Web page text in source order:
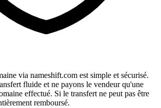
via nameshift.com est simple et sécurisé.
fluide et ne payons le vendeur qu'une
effectué. Si le transfert ne peut pas être
remboursé.